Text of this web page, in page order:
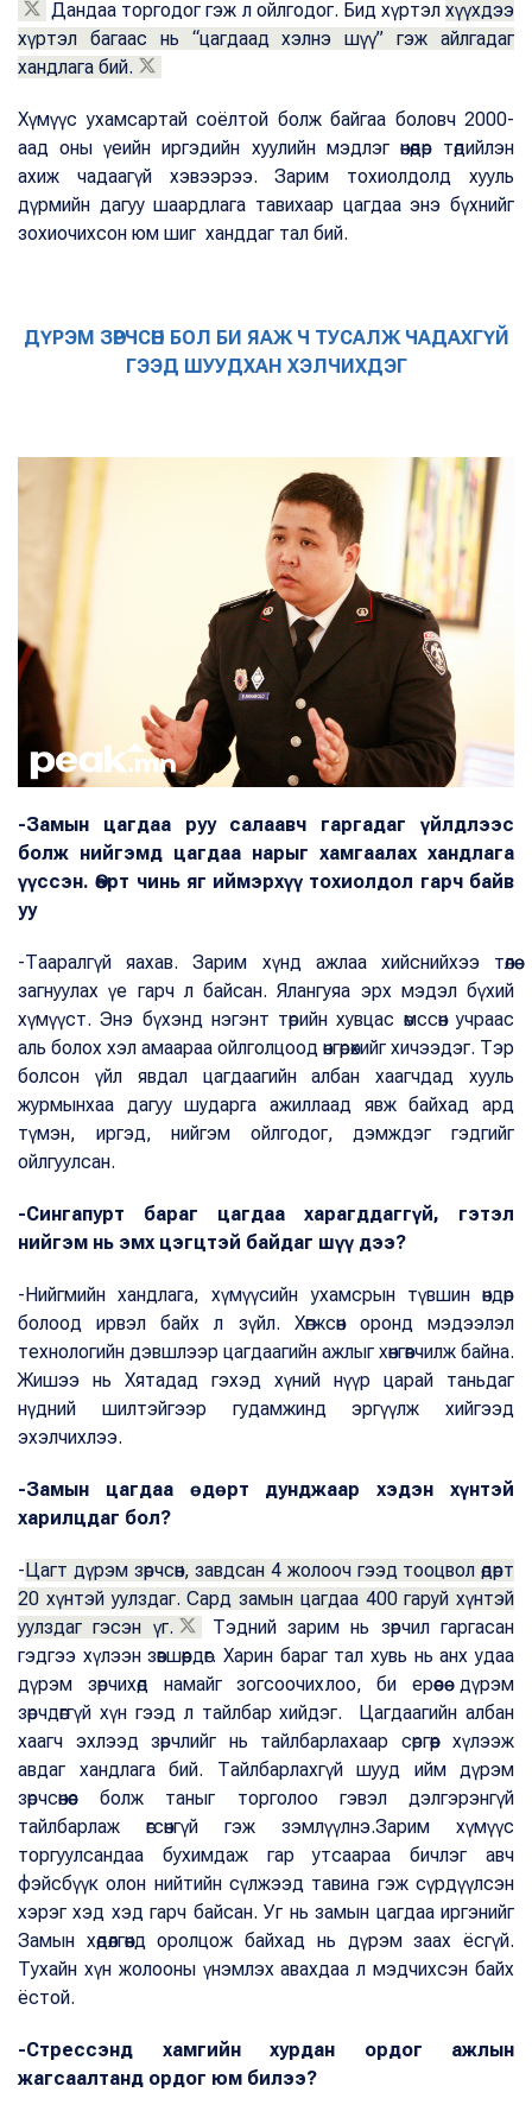
Дандаа торгодог гэж л ойлгодог. Бид хүртэл хүүхдээ
хүртэл багаас нь “цагдаад хэлнэ шүү” гэж айлгадаг
хандлага бий.
Хүмүүс ухамсартай соёлтой болж байгаа боловч 2000-
аад оны үеийн иргэдийн хуулийн мэдлэг өнөөдөр төдийлэн
ахиж чадаагүй хэвээрээ. Зарим тохиолдолд хууль
дүрмийн дагуу шаардлага тавихаар цагдаа энэ бүхнийг
зохиочихсон юм шиг ханддаг тал бий.
ДҮРЭМ ЗӨРЧСӨН БОЛ БИ ЯАЖ Ч ТУСАЛЖ ЧАДАХГҮЙ
ГЭЭД ШУУДХАН ХЭЛЧИХДЭГ
-Замын цагдаа руу салаавч гаргадаг үйлдлээс
болж нийгэмд цагдаа нарыг хамгаалах хандлага
үүссэн. Өөрт чинь яг иймэрхүү тохиолдол гарч байв
уу
-Тааралгүй яахав. Зарим хүнд ажлаа хийснийхээ төлөө
загнуулах үе гарч л байсан. Ялангуяа эрх мэдэл бүхий
хүмүүст. Энэ бүхэнд нэгэнт төрийн хувцас өмссөн учраас
аль болох хэл амаараа ойлголцоод өнгөрөхийг хичээдэг. Тэр
болсон үйл явдал цагдаагийн албан хаагчдад хууль
журмынхаа дагуу шударга ажиллаад явж байхад ард
түмэн, иргэд, нийгэм ойлгодог, дэмждэг гэдгийг
ойлгуулсан.
-Сингапурт бараг цагдаа харагддаггүй, гэтэл
нийгэм нь эмх цэгцтэй байдаг шүү дээ?
-Нийгмийн хандлага, хүмүүсийн ухамсрын түвшин өндөр
болоод ирвэл байх л зүйл. Хөгжсөн оронд мэдээлэл
технологийн дэвшлээр цагдаагийн ажлыг хөнгөвчилж байна.
Жишээ нь Хятадад гэхэд хүний нүүр царай таньдаг
нүдний шилтэйгээр гудамжинд эргүүлж хийгээд
эхэлчихлээ.
-Замын цагдаа өдөрт дунджаар хэдэн хүнтэй
харилцдаг бол?
- Цагт дүрэм зөрчсөн, завдсан 4 жолооч гээд тооцвол өдөрт
20 хүнтэй уулздаг. Сард замын цагдаа 400 гаруй хүнтэй
уулздаг гэсэн үг.
Тэдний зарим нь зөрчил гаргасан
гэдгээ хүлээн зөвшөөрдөг. Харин бараг тал хувь нь анх удаа
дүрэм зөрчихөд намайг зогсоочихлоо, би ерөөсөө дүрэм
зөрчдөггүй хүн гээд л тайлбар хийдэг. Цагдаагийн албан
хаагч эхлээд зөрчлийг нь тайлбарлахаар сөргөөр хүлээж
авдаг хандлага бий. Тайлбарлахгүй шууд ийм дүрэм
зөрчсөнөөс болж таныг торголоо гэвэл дэлгэрэнгүй
тайлбарлаж өгсөнгүй гэж зэмлүүлнэ.Зарим хүмүүс
торгуулсандаа бухимдаж гар утсаараа бичлэг авч
фэйсбүүк олон нийтийн сүлжээд тавина гэж сүрдүүлсэн
хэрэг хэд хэд гарч байсан. Уг нь замын цагдаа иргэнийг
Замын хөдөлгөөнд оролцож байхад нь дүрэм заах ёсгүй.
Тухайн хүн жолооны үнэмлэх авахдаа л мэдчихсэн байх
ёстой.
-Стрессэнд хамгийн хурдан ордог ажлын
жагсаалтанд ордог юм билээ?